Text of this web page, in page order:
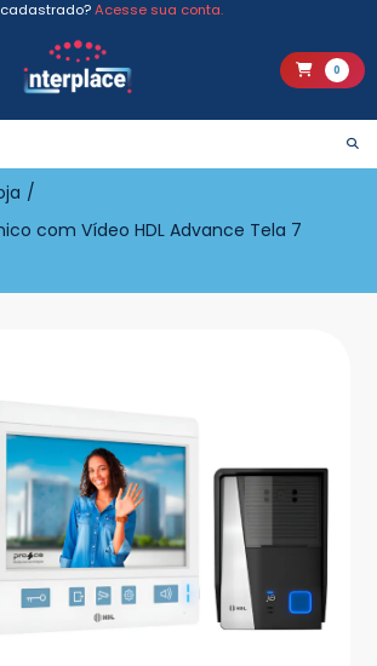
Acesse sua conta.
0
/
com Vídeo HDL Advance Tela 7